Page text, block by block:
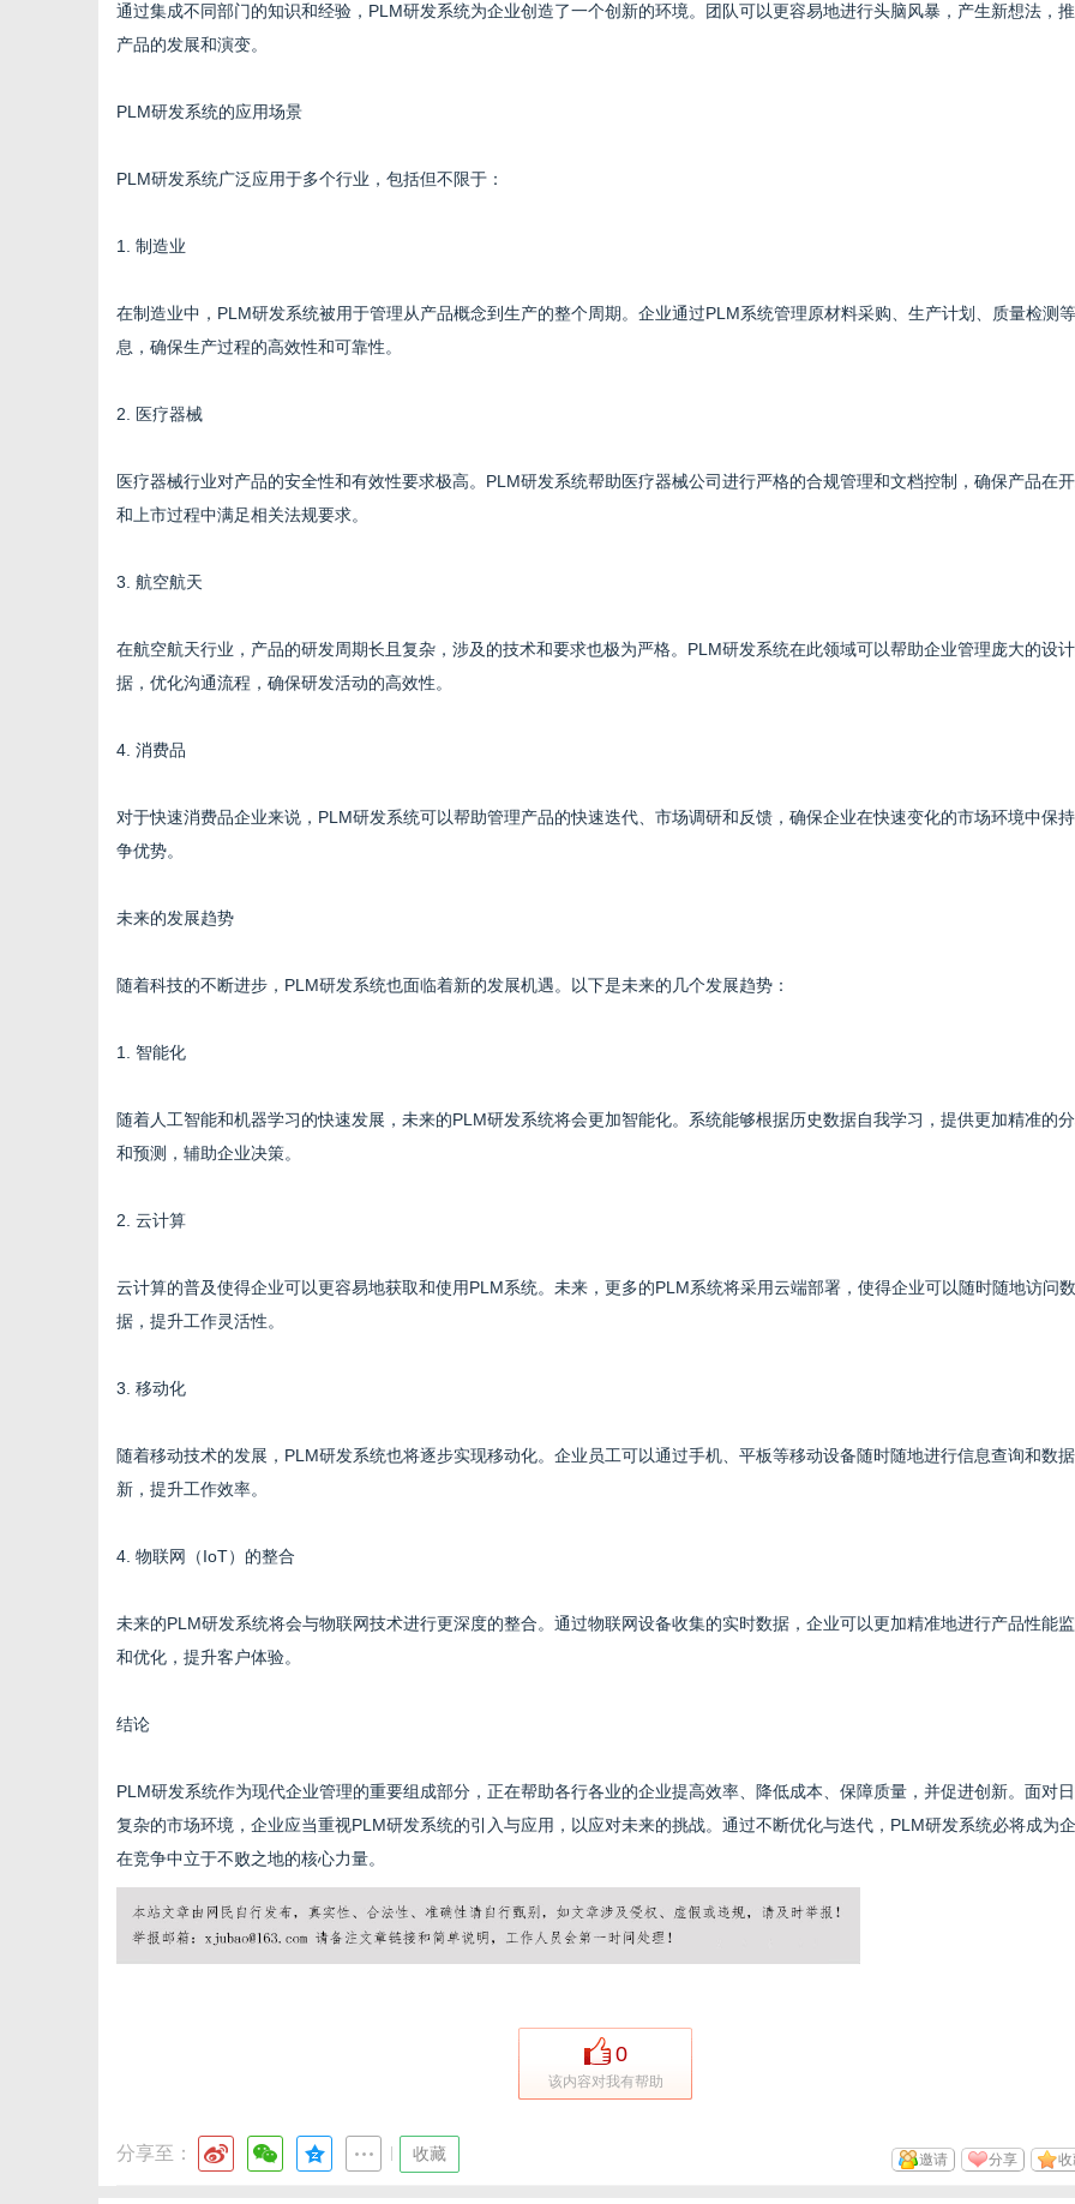
通过集成不同部门的知识和经验，PLM研发系统为企业创造了一个创新的环境。团队可以更容易地进行头脑风暴，产生新想法，
产品的发展和演变。
PLM研发系统的应用场景
PLM研发系统广泛应用于多个行业，包括但不限于：
1. 制造业
在制造业中，PLM研发系统被用于管理从产品概念到生产的整个周期。企业通过PLM系统管理原材料采购、生产计划、质量检测
息，确保生产过程的高效性和可靠性。
2. 医疗器械
医疗器械行业对产品的安全性和有效性要求极高。PLM研发系统帮助医疗器械公司进行严格的合规管理和文档控制，确保产品在
和上市过程中满足相关法规要求。
3. 航空航天
在航空航天行业，产品的研发周期长且复杂，涉及的技术和要求也极为严格。PLM研发系统在此领域可以帮助企业管理庞大的设
据，优化沟通流程，确保研发活动的高效性。
4. 消费品
对于快速消费品企业来说，PLM研发系统可以帮助管理产品的快速迭代、市场调研和反馈，确保企业在快速变化的市场环境中保
争优势。
未来的发展趋势
随着科技的不断进步，PLM研发系统也面临着新的发展机遇。以下是未来的几个发展趋势：
1. 智能化
随着人工智能和机器学习的快速发展，未来的PLM研发系统将会更加智能化。系统能够根据历史数据自我学习，提供更加精准的
和预测，辅助企业决策。
2. 云计算
云计算的普及使得企业可以更容易地获取和使用PLM系统。未来，更多的PLM系统将采用云端部署，使得企业可以随时随地访问数
据，提升工作灵活性。
3. 移动化
随着移动技术的发展，PLM研发系统也将逐步实现移动化。企业员工可以通过手机、平板等移动设备随时随地进行信息查询和数
新，提升工作效率。
4. 物联网（IoT）的整合
未来的PLM研发系统将会与物联网技术进行更深度的整合。通过物联网设备收集的实时数据，企业可以更加精准地进行产品性能监
和优化，提升客户体验。
结论
PLM研发系统作为现代企业管理的重要组成部分，正在帮助各行各业的企业提高效率、降低成本、保障质量，并促进创新。面对
复杂的市场环境，企业应当重视PLM研发系统的引入与应用，以应对未来的挑战。通过不断优化与迭代，PLM研发系统必将成为
在竞争中立于不败之地的核心力量。
0
该内容对我有帮助
分享至： 收藏 分享
邀请